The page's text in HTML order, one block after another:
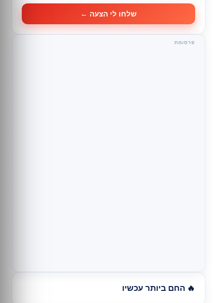
שלחו לי הצעה ←
🔥 החם ביותר עכשיו